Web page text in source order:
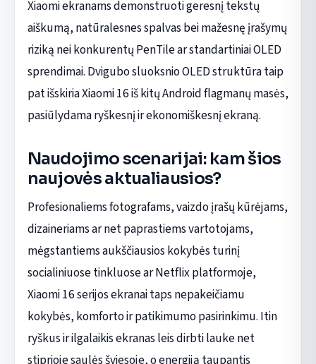
Xiaomi ekranams demonstruoti geresnį tekstų
aiškumą, natūralesnes spalvas bei mažesnę įrašymų
riziką nei konkurentų PenTile ar standartiniai OLED
sprendimai. Dvigubo sluoksnio OLED struktūra taip
pat išskiria Xiaomi 16 iš kitų Android flagmanų masės,
pasiūlydama ryškesnį ir ekonomiškesnį ekraną.
Naudojimo scenarijai: kam šios
naujovės aktualiausios?
Profesionaliems fotografams, vaizdo įrašų kūrėjams,
dizaineriams ar net paprastiems vartotojams,
mėgstantiems aukščiausios kokybės turinį
socialiniuose tinkluose ar Netflix platformoje,
Xiaomi 16 serijos ekranai taps nepakeičiamu
kokybės, komforto ir patikimumo pasirinkimu. Itin
ryškus ir ilgalaikis ekranas leis dirbti lauke net
stiprioje saulės šviesoje, o energiją taupantis